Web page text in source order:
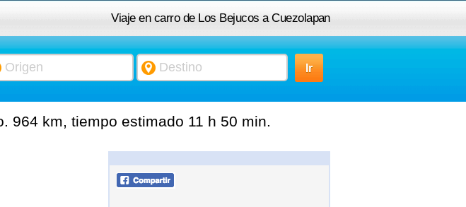
Viaje en carro de Los Bejucos a Cuezolapan
964 km, tiempo estimado 11 h 50 min.